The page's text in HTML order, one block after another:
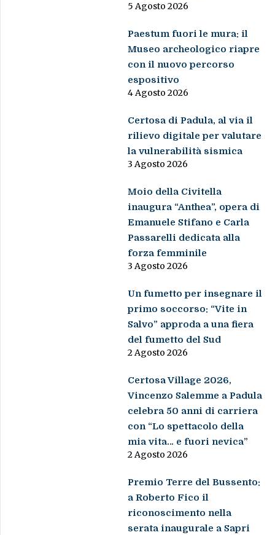
5 Agosto 2026
Paestum fuori le mura: il
Museo archeologico riapre
con il nuovo percorso
espositivo
4 Agosto 2026
Certosa di Padula, al via il
rilievo digitale per valutare
la vulnerabilità sismica
3 Agosto 2026
Moio della Civitella
inaugura “Anthea”, opera di
Emanuele Stifano e Carla
Passarelli dedicata alla
forza femminile
3 Agosto 2026
Un fumetto per insegnare il
primo soccorso: “Vite in
Salvo” approda a una fiera
del fumetto del Sud
2 Agosto 2026
Certosa Village 2026,
Vincenzo Salemme a Padula
celebra 50 anni di carriera
con “Lo spettacolo della
mia vita… e fuori nevica”
2 Agosto 2026
Premio Terre del Bussento:
a Roberto Fico il
riconoscimento nella
serata inaugurale a Sapri